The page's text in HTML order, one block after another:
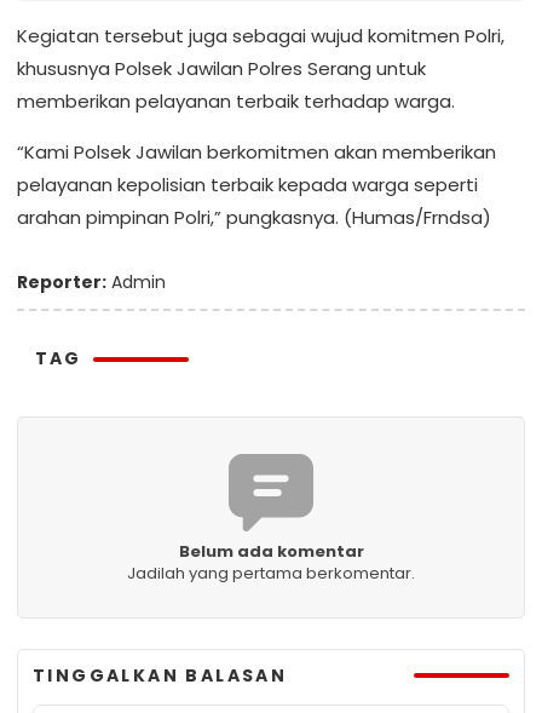
Kegiatan tersebut juga sebagai wujud komitmen Polri,
khususnya Polsek Jawilan Polres Serang untuk
memberikan pelayanan terbaik terhadap warga.
“Kami Polsek Jawilan berkomitmen akan memberikan
pelayanan kepolisian terbaik kepada warga seperti
arahan pimpinan Polri,” pungkasnya. (Humas/Frndsa)
Reporter: Admin
TAG
Belum ada komentar
Jadilah yang pertama berkomentar.
TINGGALKAN BALASAN